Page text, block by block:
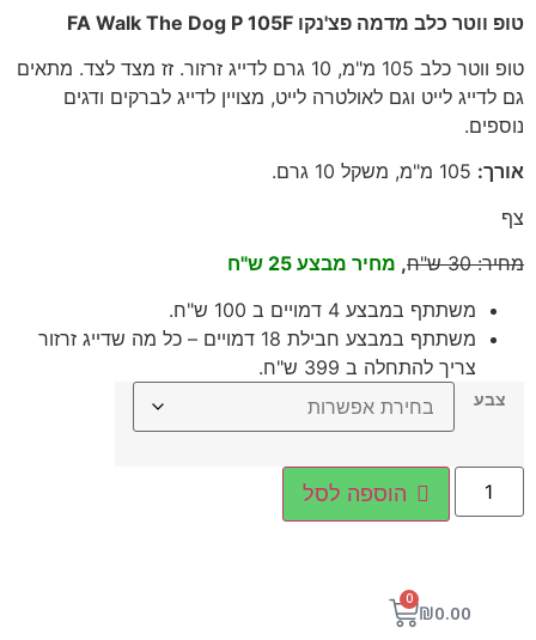
טופ ווטר כלב מדמה פצ'נקו FA Walk The Dog P 105F
טופ ווטר כלב 105 מ"מ, 10 גרם לדייג זרזור. זז מצד לצד. מתאים
גם לדייג לייט וגם לאולטרה לייט, מצויין לדייג לברקים ודגים
נוספים.
אורך: מ"מ, משקל 10 גרם
.
צף
מחיר:
30 ש"ח, מחיר מבצע 25 ש"ח
משתתף במבצע 4 דמויים ב 100 ש"ח.
משתתף במבצע חבילת 18 דמויים – כל מה שדייג זרזור
צריך להתחלה ב 399 ש"ח.
צבע
הוספה לסל
₪0.00
0